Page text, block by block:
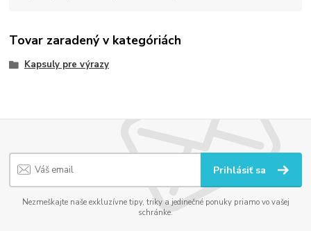
Tovar zaradený v kategóriách
Kapsuly pre výrazy
Prihlásiť sa
Nezmeškajte naše exkluzívne tipy, triky a jedinečné ponuky priamo vo vašej
schránke.